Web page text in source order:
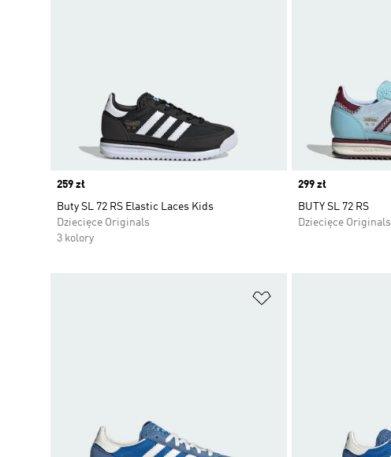
Price
259 zł
Buty SL 72 RS Elastic Laces Kids
Dziecięce Originals
3 kolory
Price
299 zł
BUTY SL 72 RS
Dziecięce Originals